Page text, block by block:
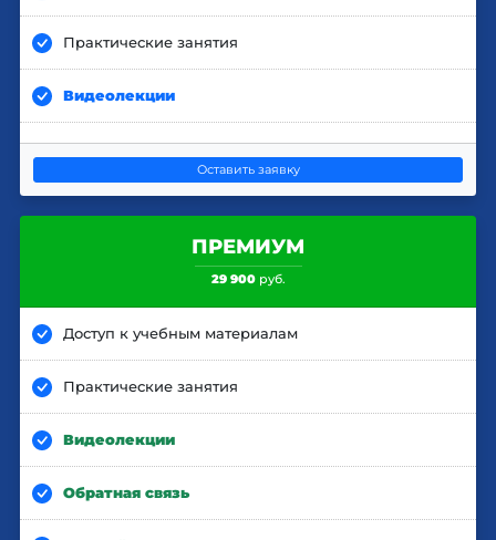
Практические занятия
Видеолекции
Оставить заявку
ПРЕМИУМ
29 900 руб.
Доступ к учебным материалам
Практические занятия
Видеолекции
Обратная связь